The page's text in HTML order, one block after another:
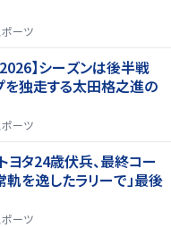
ポーツ
】シーズンは後半戦
独走する太田格之進の
ポーツ
ヨタ24歳伏兵、最終コー
を逸したラリーで」最後
ポーツ